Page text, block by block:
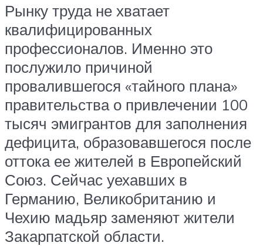
Рынку труда не хватает
квалифицированных
профессионалов. Именно это
послужило причиной
провалившегося «тайного плана»
правительства о привлечении 100
тысяч эмигрантов для заполнения
дефицита, образовавшегося после
оттока ее жителей в Европейский
Союз. Сейчас уехавших в
Германию, Великобританию и
Чехию мадьяр заменяют жители
Закарпатской области.